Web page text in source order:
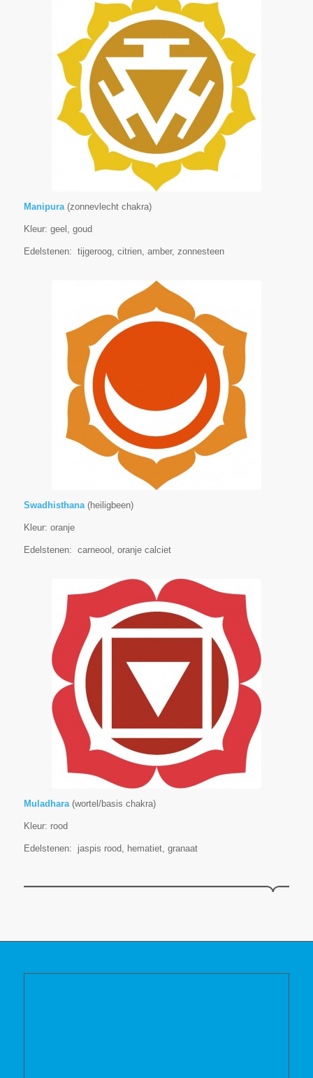
Manipura(zonnevlecht chakra)
Kleur: geel, goud
Edelstenen: tijgeroog, citrien, amber, zonnesteen
Swadhisthana(heiligbeen)
Kleur: oranje
Edelstenen: carneool, oranje calciet
Muladhara (wortel/basis chakra)
Kleur: rood
Edelstenen: jaspis rood, hematiet, granaat